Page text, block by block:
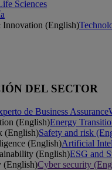
Sciences
DEL SECTOR
de Business Assurance
Energy
Safety and risk
Artificial
ESG and
Cyber security